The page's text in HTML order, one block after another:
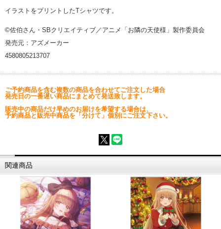
イラストをプリントしたTシャツです。
©佐伯さん・SBクリエイティブ／アニメ「お隣の天使様」製作委員会
発売元：アズメーカー
4580805213707
ご予約商品を含む複数の商品を合わせてご注文した場合
発売日の一番遅い商品にまとめて発送致します。
販売中の商品だけ早めのお届けを希望する場合は、
予約商品と販売中商品を「分けて」個別にご注文下さい。
関連商品